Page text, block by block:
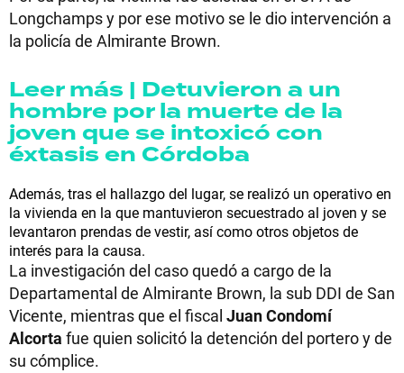
Longchamps y por ese motivo se le dio intervención a
la policía de Almirante Brown.
Leer más | Detuvieron a un
hombre por la muerte de la
joven que se intoxicó con
éxtasis en Córdoba
Además, tras el hallazgo del lugar, se realizó un operativo en
la vivienda en la que mantuvieron secuestrado al joven y se
levantaron prendas de vestir, así como otros objetos de
interés para la causa.
La investigación del caso quedó a cargo de la
Departamental de Almirante Brown, la sub DDI de San
Vicente, mientras que el fiscal Juan Condomí
Alcorta fue quien solicitó la detención del portero y de
su cómplice.